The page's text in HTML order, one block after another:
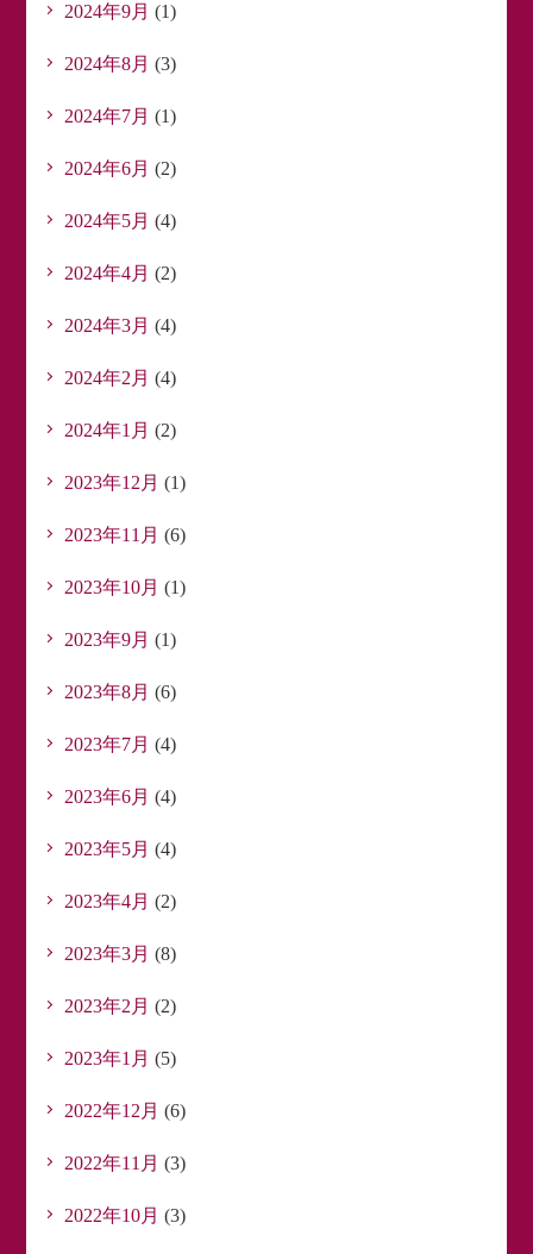
2024年9月 (1)
2024年8月 (3)
2024年7月 (1)
2024年6月 (2)
2024年5月 (4)
2024年4月 (2)
2024年3月 (4)
2024年2月 (4)
2024年1月 (2)
2023年12月 (1)
2023年11月 (6)
2023年10月 (1)
2023年9月 (1)
2023年8月 (6)
2023年7月 (4)
2023年6月 (4)
2023年5月 (4)
2023年4月 (2)
2023年3月 (8)
2023年2月 (2)
2023年1月 (5)
2022年12月 (6)
2022年11月 (3)
2022年10月 (3)